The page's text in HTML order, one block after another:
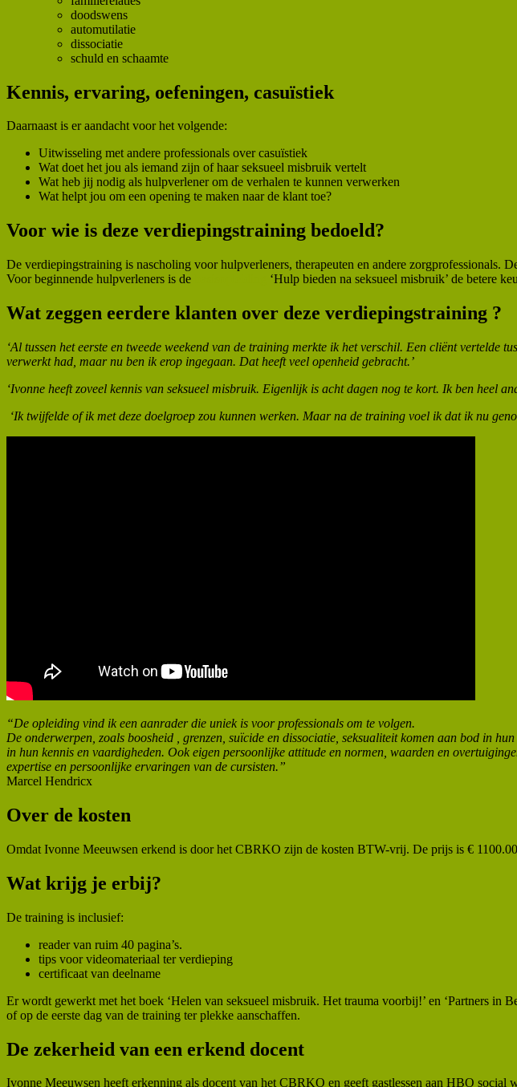
doodswens
automutilatie
dissociatie
schuld en schaamte
Kennis, ervaring, oefeningen, casuïstiek
Daarnaast is er aandacht voor het volgende:
Uitwisseling met andere professionals over casuïstiek
Wat doet het jou als iemand zijn of haar seksueel misbruik vertelt
Wat heb jij nodig als hulpverlener om de verhalen te kunnen verwerken
Wat helpt jou om een opening te maken naar de klant toe?
Voor wie is deze verdiepingstraining bedoeld?
De verdiepingstraining is nascholing voor hulpverleners, therapeuten en andere
Voor beginnende hulpverleners is de
‘Hulp bieden na seksueel misbruik’ de betere
Wat zeggen eerdere klanten over deze verdiepingstraining ?
‘Al tussen het eerste en tweede weekend van de training merkte ik het verschil. Een cliënt vertelde
verwerkt had, maar nu ben ik erop ingegaan. Dat heeft veel openheid gebracht.’
‘Ivonne heeft zoveel kennis van seksueel misbruik. Eigenlijk is acht dagen nog te kort. Ik ben heel
‘Ik twijfelde of ik met deze doelgroep zou kunnen werken. Maar na de training voel ik dat ik nu
“De opleiding vind ik een aanrader die uniek is voor professionals om te volgen.
De onderwerpen, zoals boosheid , grenzen, suïcide en dissociatie, seksualiteit komen aan bod in
in hun kennis en vaardigheden. Ook eigen persoonlijke attitude en normen, waarden en
expertise en persoonlijke ervaringen van de cursisten.”
Marcel Hendricx
Over de kosten
Omdat Ivonne Meeuwsen erkend is door het CBRKO zijn de kosten BTW-vrij. De prijs is €
Wat krijg je erbij?
De training is inclusief:
reader van ruim 40 pagina’s.
tips voor videomateriaal ter verdieping
certificaat van deelname
Er wordt gewerkt met het boek ‘Helen van seksueel misbruik. Het trauma voorbij!’ en ‘Partners
of op de eerste dag van de training ter plekke aanschaffen.
De zekerheid van een erkend docent
Ivonne Meeuwsen heeft erkenning als docent van het CBRKO en geeft gastlessen aan HBO